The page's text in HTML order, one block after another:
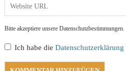
Bitte akzeptiere unsere Datenschutzbestimmungen.
Ich habe dieDatenschutzerklärung